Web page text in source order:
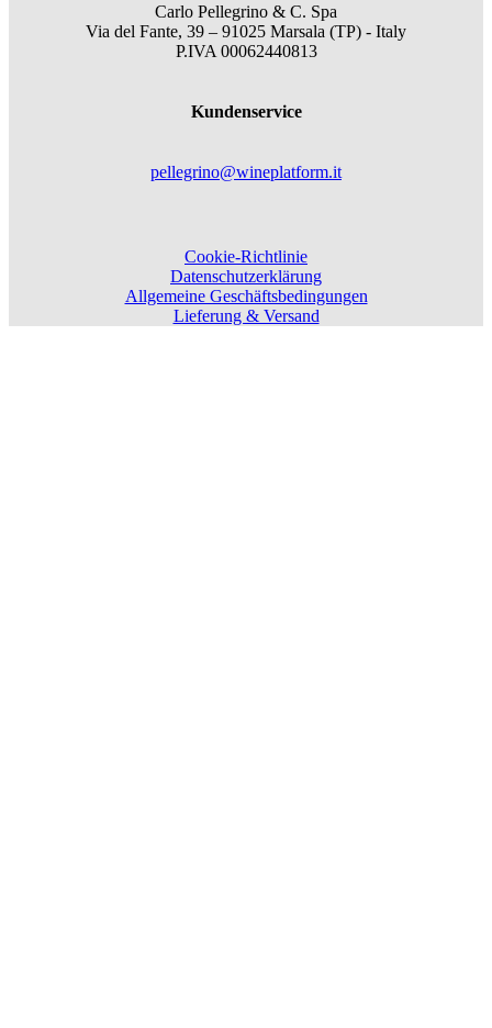
Carlo Pellegrino & C. Spa
Via del Fante, 39 – 91025 Marsala (TP) - Italy
P.IVA 00062440813
Kundenservice
pellegrino@wineplatform.it
Cookie-Richtlinie
Datenschutzerklärung
Allgemeine Geschäftsbedingungen
Lieferung & Versand